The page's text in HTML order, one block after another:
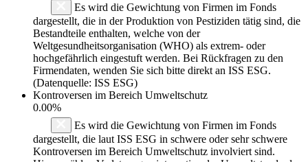
Es wird die Gewichtung von Firmen im Fonds
dargestellt, die in der Produktion von Pestiziden tätig sind, die
Bestandteile enthalten, welche von der
Weltgesundheitsorganisation (WHO) als extrem- oder
hochgefährlich eingestuft werden. Bei Rückfragen zu den
Firmendaten, wenden Sie sich bitte direkt an ISS ESG.
(Datenquelle: ISS ESG)
Kontroversen im Bereich Umweltschutz
0.00%
Es wird die Gewichtung von Firmen im Fonds
dargestellt, die laut ISS ESG in schwere oder sehr schwere
Kontroversen im Bereich Umweltschutz involviert sind.